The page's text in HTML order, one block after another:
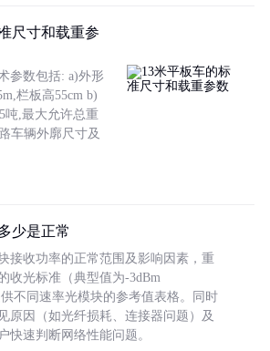
尺寸和载重参
参数包括: a)外形
栏板高55cm b)
吨,最大允许总重
车辆外廓尺寸及
少是正常
接收功率的正常范围及影响因素，重
收光标准（典型值为-3dBm
不同速率光模块的参考值表格。同时
原因（如光纤损耗、连接器问题）及
快速判断网络性能问题。